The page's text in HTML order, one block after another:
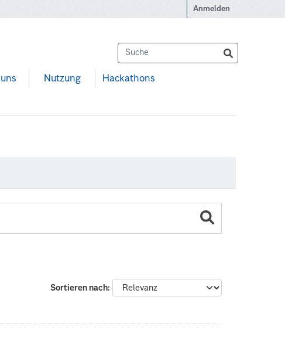
Anmelden
Nutzung Hackathons
Sortieren nach